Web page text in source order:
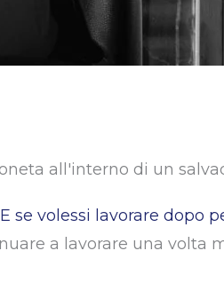
E se volessi lavorare dopo
a lavorare una volta